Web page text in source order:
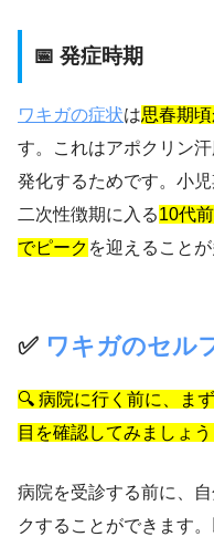
📅 発症時期
ワキガの症状は思春期
す。これはアポクリン
発化するためです。小
二次性徴期に入る10代
でピーク を迎えること
✅ ワキガのセル
🔍 病院に行く前に、ま
目を確認してみましょう
病院を受診する前に、
クすることができます